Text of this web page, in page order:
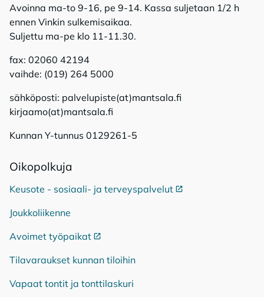
Avoinna ma-to 9-16, pe 9-14. Kassa suljetaan 1/2 h
ennen Vinkin sulkemisaikaa.
Suljettu ma-pe klo 11-11.30.
fax: 02060 42194
vaihde: (019) 264 5000
sähköposti: palvelupiste(at)mantsala.fi
kirjaamo(at)mantsala.fi
Kunnan Y-tunnus 0129261-5
Oi­ko­pol­ku­ja
Keusote - sosiaali- ja terveyspalvelut Ulkoinen linkki
Joukkoliikenne
Avoimet työpaikat Ulkoinen linkki
Tilavaraukset kunnan tiloihin
Vapaat tontit ja tonttilaskuri